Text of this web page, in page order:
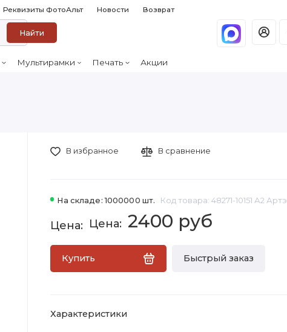
Реквизиты ФотоАльт Новости Возврат
Найти
Мультирамки Печать Акции
На складе: 1000000 шт. Код товара: 48271-10151 А2 Артэ
2400 руб
Купить Быстрый заказ
В избранное В сравнение
Характеристики